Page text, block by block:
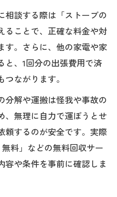
回収業者トラブル防止
危険物取り扱いと事前
に知っておきたい豆知
安く抑えるための比較
い不用品回収業者活用
相談する際は「ストーブの
ることで、正確な料金や対
す。さらに、他の家電や家
と、1回分の出張費用で済
ながります。
分解や運搬は怪我や事故の
、無理に自力で運ぼうとせ
頼するのが安全です。実際
料」などの無料回収サー
容や条件を事前に確認しま